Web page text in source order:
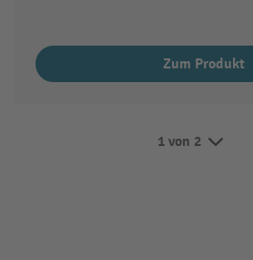
Zum Produkt
1 von 2